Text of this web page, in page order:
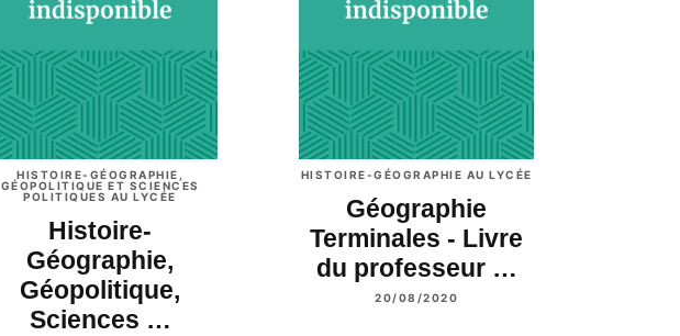
HISTOIRE-GÉOGRAPHIE,
GÉOPOLITIQUE ET SCIENCES
POLITIQUES AU LYCÉE
Histoire-
Géographie,
Géopolitique,
Sciences …
HISTOIRE-GÉOGRAPHIE AU LYCÉE
Géographie
Terminales - Livre
du professeur …
20/08/2020